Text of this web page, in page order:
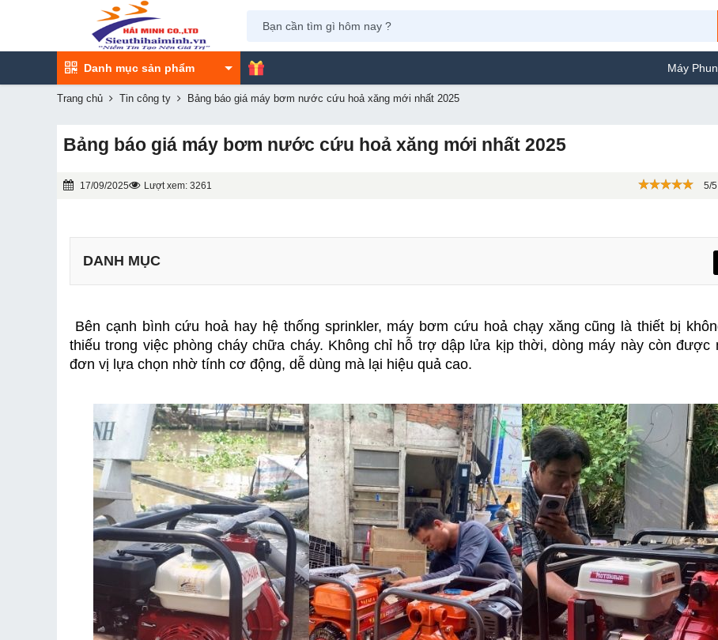
Danh mục sản phẩm Máy Phun Sơn
Trang chủ Tin công ty Bảng báo giá máy bơm nước cứu hoả xăng mới nhất 2025
Bảng báo giá máy bơm nước cứu hoả xăng mới nhất 2025
17/09/2025 Lượt xem: 3261 5/
DANH MỤC
3.1 Yataka CS-3H80
3.2 Yokohama PGw50
thiếu trong việc phòng cháy chữa cháy. Không chỉ hỗ trợ dập lửa kịp thời, dòng máy này còn được
đơn vị lựa chọn nhờ tính cơ động, dễ dùng mà lại hiệu quả cao.